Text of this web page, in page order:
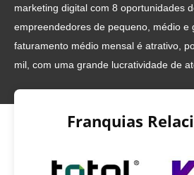
marketing digital com 8 oportunidades
empreendedores de pequeno, médio e
faturamento médio mensal é atrativo,
mil, com uma grande lucratividade de
Franquias